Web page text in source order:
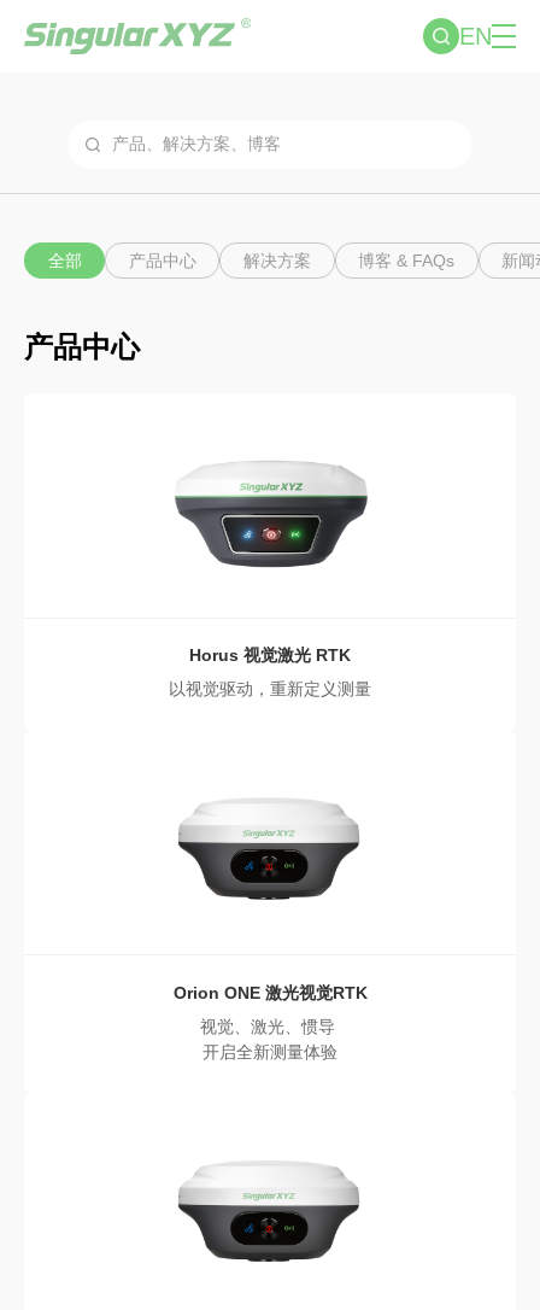
EN
全部 产品中心 解决方案 博客 & FAQs 新闻
产品中心
Horus 视觉激光 RTK
以视觉驱动，重新定义测量
Orion ONE 激光视觉RTK
视觉、激光、惯导
开启全新测量体验